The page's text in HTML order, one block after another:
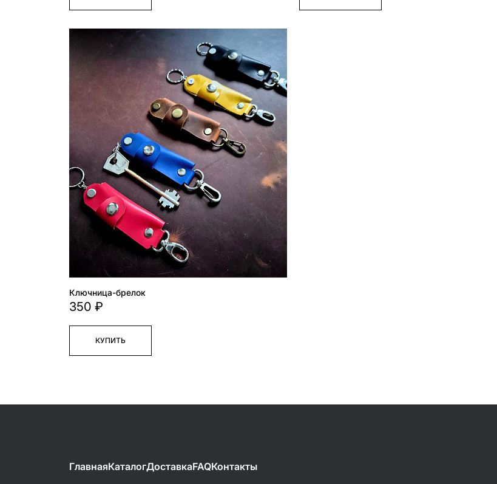
Ключница-брелок
350 ₽
КУПИТЬ
ГлавнаяКаталогДоставкаFAQКонтакты